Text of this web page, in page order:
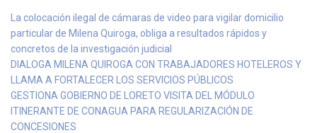
La colocación ilegal de cámaras de video para vigilar domicilio
particular de Milena Quiroga, obliga a resultados rápidos y
concretos de la investigación judicial
DIALOGA MILENA QUIROGA CON TRABAJADORES HOTELEROS Y
LLAMA A FORTALECER LOS SERVICIOS PÚBLICOS
GESTIONA GOBIERNO DE LORETO VISITA DEL MÓDULO
ITINERANTE DE CONAGUA PARA REGULARIZACIÓN DE
CONCESIONES